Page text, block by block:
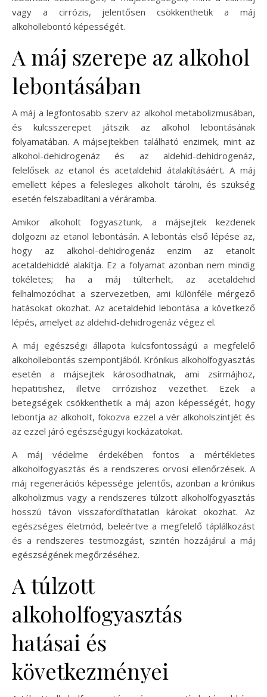
vagy a cirrózis, jelentősen csökkenthetik a máj
alkohollebontó képességét.
A máj szerepe az alkohol
lebontásában
A máj a legfontosabb szerv az alkohol metabolizmusában,
és kulcsszerepet játszik az alkohol lebontásának
folyamatában. A májsejtekben található enzimek, mint az
alkohol-dehidrogenáz és az aldehid-dehidrogenáz,
felelősek az etanol és acetaldehid átalakításáért. A máj
emellett képes a felesleges alkoholt tárolni, és szükség
esetén felszabadítani a véráramba.
Amikor alkoholt fogyasztunk, a májsejtek kezdenek
dolgozni az etanol lebontásán. A lebontás első lépése az,
hogy az alkohol-dehidrogenáz enzim az etanolt
acetaldehiddé alakítja. Ez a folyamat azonban nem mindig
tökéletes; ha a máj túlterhelt, az acetaldehid
felhalmozódhat a szervezetben, ami különféle mérgező
hatásokat okozhat. Az acetaldehid lebontása a következő
lépés, amelyet az aldehid-dehidrogenáz végez el.
A máj egészségi állapota kulcsfontosságú a megfelelő
alkohollebontás szempontjából. Krónikus alkoholfogyasztás
esetén a májsejtek károsodhatnak, ami zsírmájhoz,
hepatitishez, illetve cirrózishoz vezethet. Ezek a
betegségek csökkenthetik a máj azon képességét, hogy
lebontja az alkoholt, fokozva ezzel a vér alkoholszintjét és
az ezzel járó egészségügyi kockázatokat.
A máj védelme érdekében fontos a mértékletes
alkoholfogyasztás és a rendszeres orvosi ellenőrzések. A
máj regenerációs képessége jelentős, azonban a krónikus
alkoholizmus vagy a rendszeres túlzott alkoholfogyasztás
hosszú távon visszafordíthatatlan károkat okozhat. Az
egészséges életmód, beleértve a megfelelő táplálkozást
és a rendszeres testmozgást, szintén hozzájárul a máj
egészségének megőrzéséhez.
A túlzott
alkoholfogyasztás
hatásai és
következményei